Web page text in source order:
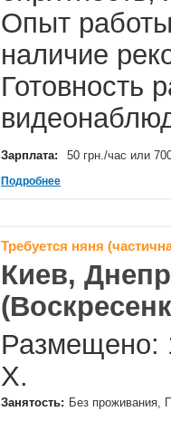
Опыт
наличие
Готовность
Зарплата: 50 грн./час или
Подробнее
Требуется няня
Киев,
Размещено:
Х.
Занятость: Без проживания,